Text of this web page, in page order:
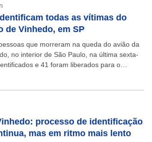
todas as vítimas do
de Vinhedo, em SP
que morreram na queda do avião da
no interior de São Paulo, na última sexta-
e 41 foram liberados para o
processo de identificação
mas em ritmo mais lento